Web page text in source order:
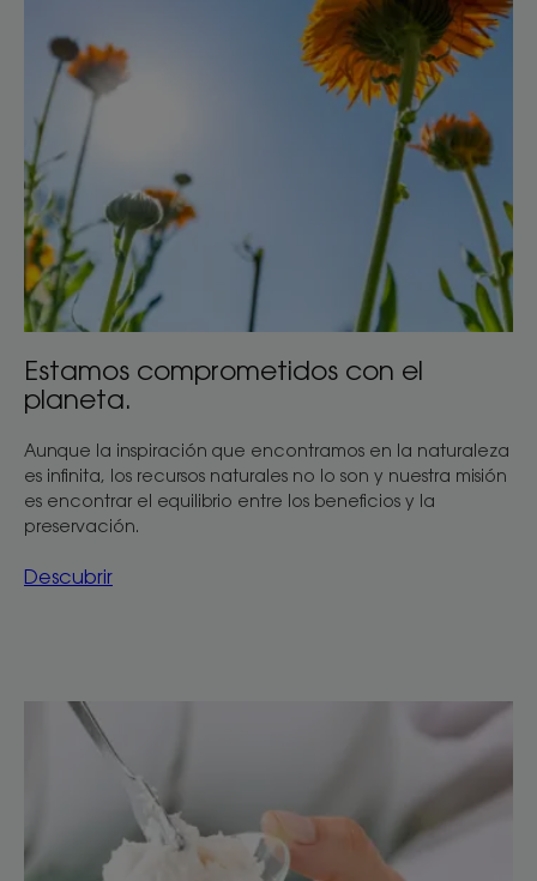
Estamos comprometidos con el
planeta.
Aunque la inspiración que encontramos en la naturaleza
es infinita, los recursos naturales no lo son y nuestra misión
es encontrar el equilibrio entre los beneficios y la
preservación.
Descubrir
Descubrir
farmacéuticos